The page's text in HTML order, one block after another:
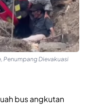
Penumpang Dievakuasi
bus angkutan